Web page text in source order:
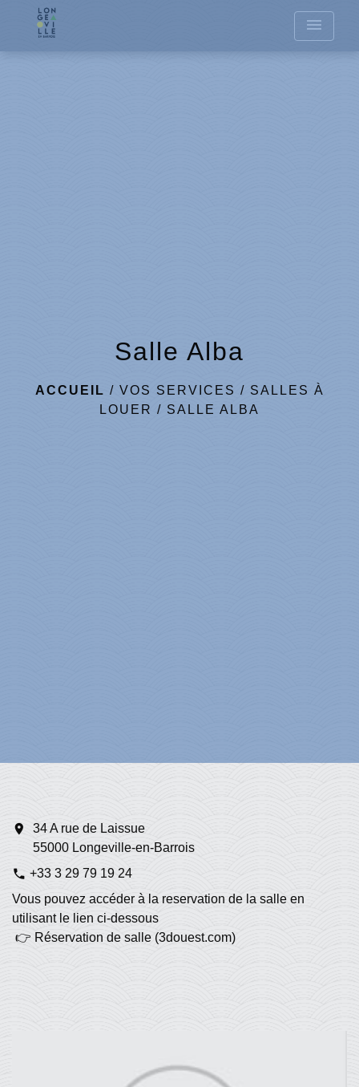
menu
Salle Alba
ACCUEIL / VOS SERVICES / SALLES À
LOUER / SALLE ALBA
location_on
34 A rue de Laissue
55000 Longeville-en-Barrois
phone +33 3 29 79 19 24
Vous pouvez accéder à la reservation de la salle en
utilisant le lien ci-dessous
👉 Réservation de salle (3douest.com)